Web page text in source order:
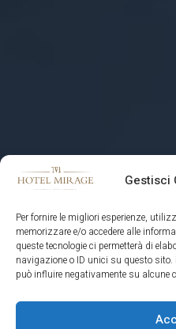
Gestisci
Per fornire le migliori esperienze,
memorizzare e/o accedere alle
queste tecnologie ci permetterà di
navigazione o ID unici su questo
può influire negativamente su alcune